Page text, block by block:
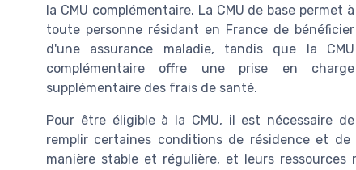
la CMU complémentaire. La CMU de base permet à
toute personne résidant en France de bénéficier
d'une assurance maladie, tandis que la CMU
complémentaire offre une prise en charge
supplémentaire des frais de santé.
Pour être éligible à la CMU, il est nécessaire de
remplir certaines conditions de résidence et
manière stable et régulière, et leurs